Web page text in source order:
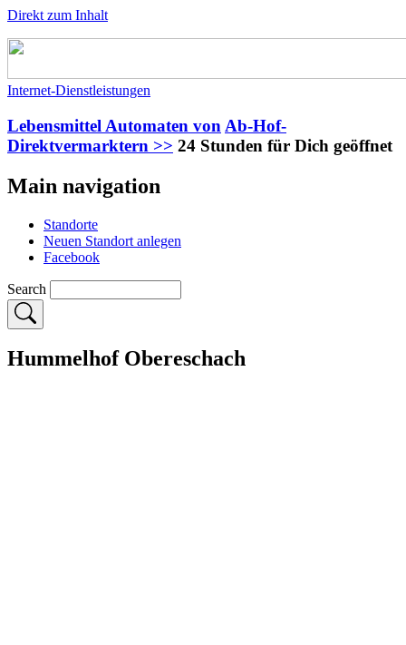
Direkt zum Inhalt
Internet-Dienstleistungen
Lebensmittel Automaten von Ab-Hof-
Direktvermarktern >> 24 Stunden für Dich geöffnet
Main navigation
Standorte
Neuen Standort anlegen
Facebook
Search
Hummelhof Obereschach